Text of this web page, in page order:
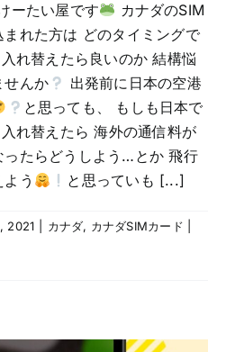
ーたい屋です
カナダのSIM
れた方は どのタイミングで
れ替えたら良いのか 結構悩
せんか
出発前に日本の空港
と思っても、 もしも日本で
れ替えたら 海外の通信料が
ったらどうしよう…とか 飛行
う
と思っていも [...]
2021 カナダ, カナダSIMカード |